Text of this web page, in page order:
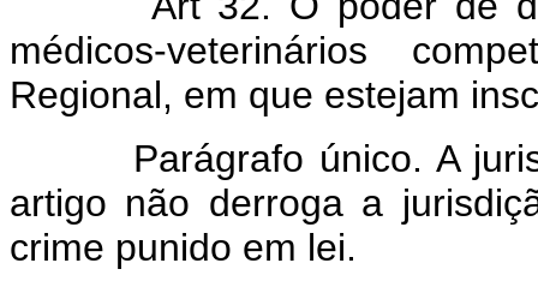
médicos-veterinários
Regional, em que estejam
Parágrafo único. A
artigo não derroga a
crime punido em lei.